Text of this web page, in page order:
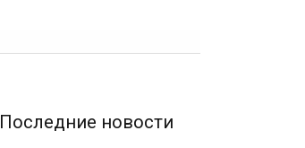
Последние новости